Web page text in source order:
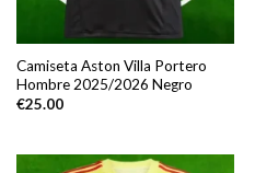
Camiseta Aston Villa Portero
Hombre 2025/2026 Negro
€25.00